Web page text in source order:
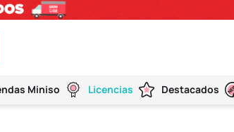
Miniso Licencias Destacados